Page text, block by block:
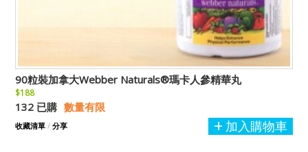
90粒裝加拿大Webber Naturals®瑪卡人參精華丸
$188
132 已購 數量有限
加入購物車
收藏清單 / 分享